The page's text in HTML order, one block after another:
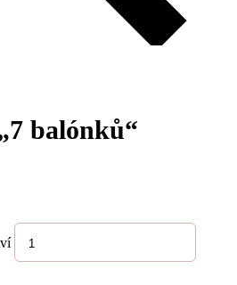
balónků“